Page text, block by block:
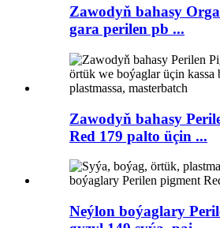
Zawodyň bahasy
gara perilen pb ...
Zawodyň bahasy
Red 179 palto üçin ...
Neýlon boýaglary